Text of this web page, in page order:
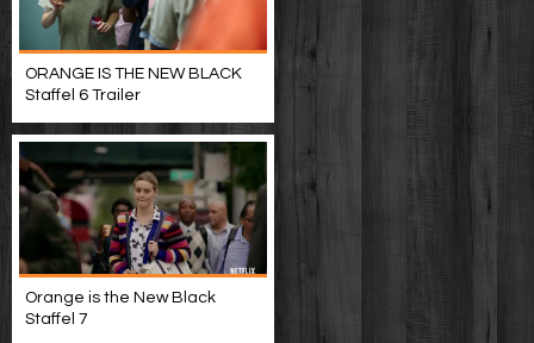
ORANGE IS THE NEW BLACK
Staffel 6 Trailer
Orange is the New Black
Staffel 7